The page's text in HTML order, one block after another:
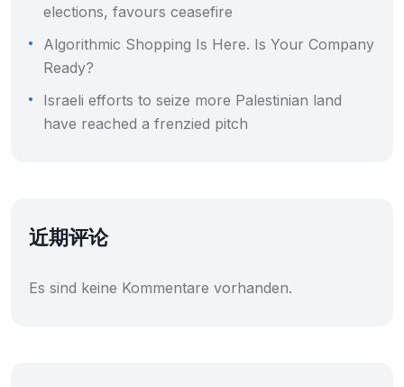
elections, favours ceasefire
Algorithmic Shopping Is Here. Is Your Company
Ready?
Israeli efforts to seize more Palestinian land
have reached a frenzied pitch
近期评论
Es sind keine Kommentare vorhanden.